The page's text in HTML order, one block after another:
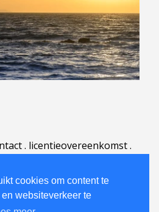
cookies om content te
websiteverkeer te
. licentieovereenkomst.
Español | Português
|